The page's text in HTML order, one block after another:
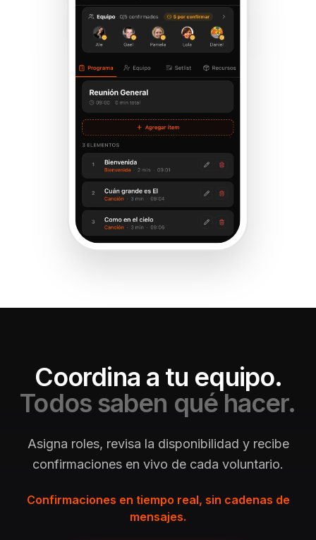
Coordina a tu equipo.
Todos saben qué hacer.
Asigna roles, revisa la disponibilidad y recibe
confirmaciones en vivo de cada voluntario.
Confirmaciones en tiempo real, sin cadenas de
mensajes.